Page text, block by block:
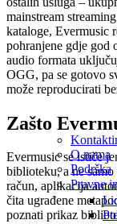
O nama
Podrška
Pravne
mainstream
kataloge, Evermusic
pohranjene gdje god
audio formata
OGG, pa se gotovo
može reproducirati
Zašto
Evermusic se ističe
biblioteku, a ne
račun, aplikacija
čita ugrađene
poznati prikaz